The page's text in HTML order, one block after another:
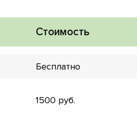
Стоимость
Бесплатно
1500